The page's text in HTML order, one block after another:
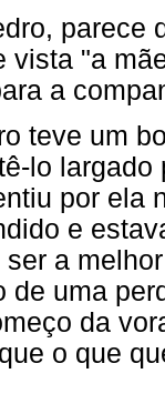
parece
vista "a
a
teve um
lo
por ela
e
a
de uma
da
o que